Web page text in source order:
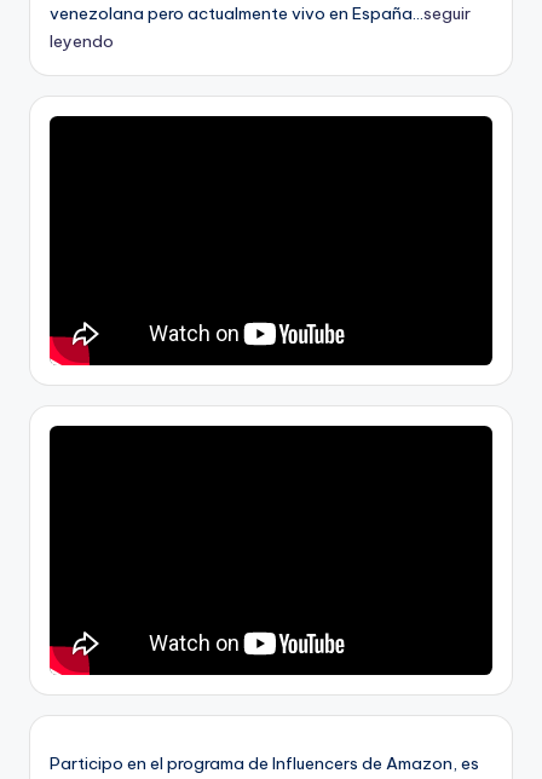
venezolana pero actualmente vivo en España...seguir
leyendo
Participo en el programa de Influencers de Amazon, es